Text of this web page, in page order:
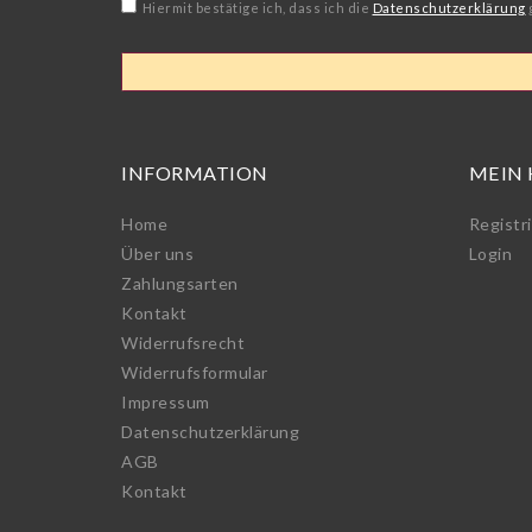
Hiermit bestätige ich, dass ich die Daten­schutz­erklärung
INFORMATION
Home
Über uns
Zahlungsarten
Kontakt
Widerrufs­recht
Widerrufs­formular
Impressum
Daten­schutz­erklärung
AGB
Kontakt
MEIN
Login